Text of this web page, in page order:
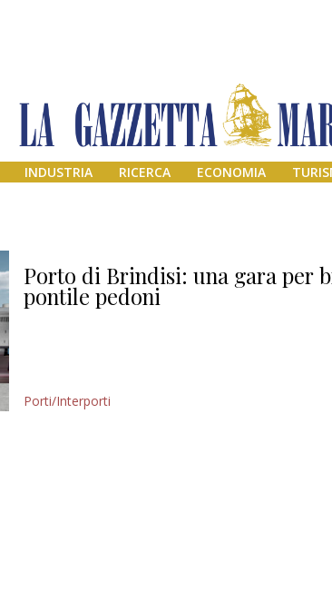
INDUSTRIA RICERCA ECONOMIA
Porto di Brindisi: una gara per
pontile pedoni
Porti/Interporti